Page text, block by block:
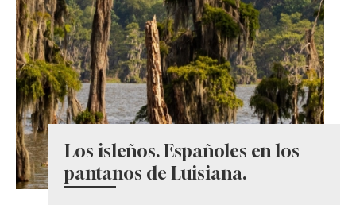
Los isleños. Españoles en los
pantanos de Luisiana.